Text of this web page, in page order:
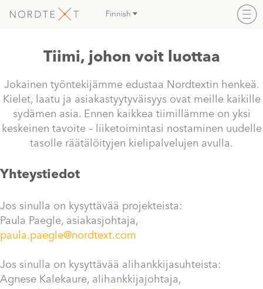
Finnish
Tiimi, johon voit luottaa
Jokainen työntekijämme edustaa Nordtextin henkeä.
Kielet, laatu ja asiakastyytyväisyys ovat meille kaikille
sydämen asia. Ennen kaikkea tiimillämme on yksi
keskeinen tavoite – liiketoimintasi nostaminen uudelle
tasolle räätälöityjen kielipalvelujen avulla.
Yhteystiedot
Jos sinulla on kysyttävää projekteista:
Paula Paegle, asiakasjohtaja,
paula.paegle@nordtext.com
Jos sinulla on kysyttävää alihankkijasuhteista:
Agnese Kalekaure, alihankkijajohtaja,